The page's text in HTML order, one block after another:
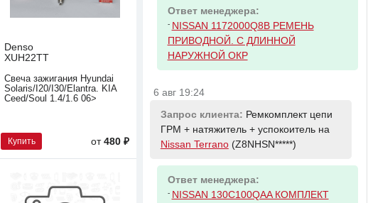
Denso
XUH22TT
Свеча зажигания Hyundai
Solaris/I20/I30/Elantra. KIA
Ceed/Soul 1.4/1.6 06>
Купить от 480 ₽
Ответ менеджера:
- NISSAN 1172000Q8B РЕМЕНЬ
ПРИВОДНОЙ. С ДЛИННОЙ
НАРУЖНОЙ ОКР
6 авг 19:24
Запрос клиента: Ремкомплект цепи
ГРМ + натяжитель + успокоитель на
Nissan Terrano(Z8NHSN*****)
Ответ менеджера:
- NISSAN 130C100QAA КОМПЛЕКТ